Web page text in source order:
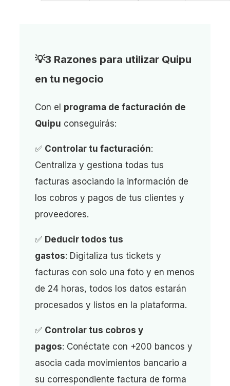
💡3 Razones para utilizar Quipu
en tu negocio
Con el programa de facturación de
Quipu conseguirás:
✅ Controlar tu facturación:
Centraliza y gestiona todas tus
facturas asociando la información de
los cobros y pagos de tus clientes y
proveedores.
✅ Deducir todos tus
gastos: Digitaliza tus tickets y
facturas con solo una foto y en menos
de 24 horas, todos los datos estarán
procesados y listos en la plataforma.
✅ Controlar tus cobros y
pagos: Conéctate con +200 bancos y
asocia cada movimientos bancario a
su correspondiente factura de forma